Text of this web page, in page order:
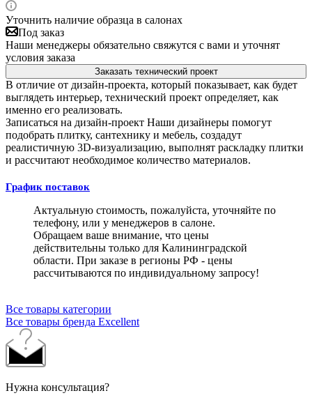
Уточнить наличие образца в салонах
Под заказ
Наши менеджеры обязательно свяжутся с вами и уточнят
условия заказа
Заказать технический проект
В отличие от дизайн-проекта, который показывает, как будет
выглядеть интерьер, технический проект определяет, как
именно его реализовать.
Записаться на дизайн-проект Наши дизайнеры помогут
подобрать плитку, сантехнику и мебель, создадут
реалистичную 3D-визуализацию, выполнят раскладку плитки
и рассчитают необходимое количество материалов.
График поставок
Актуальную стоимость, пожалуйста, уточняйте по
телефону, или у менеджеров в салоне.
Обращаем ваше внимание, что цены
действительны только для Калининградской
области. При заказе в регионы РФ - цены
рассчитываются по индивидуальному запросу!
Все товары категории
Все товары бренда Excellent
Нужна консультация?